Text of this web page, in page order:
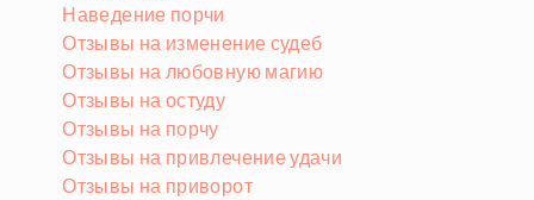
Наведение порчи
Отзывы на изменение судеб
Отзывы на любовную магию
Отзывы на остуду
Отзывы на порчу
Отзывы на привлечение удачи
Отзывы на приворот